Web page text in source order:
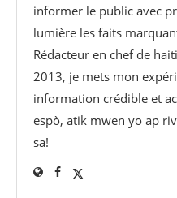
informer le public avec
lumière les faits
Rédacteur en chef de
2013, je mets mon
information crédible et
espò, atik mwen yo ap
sa!